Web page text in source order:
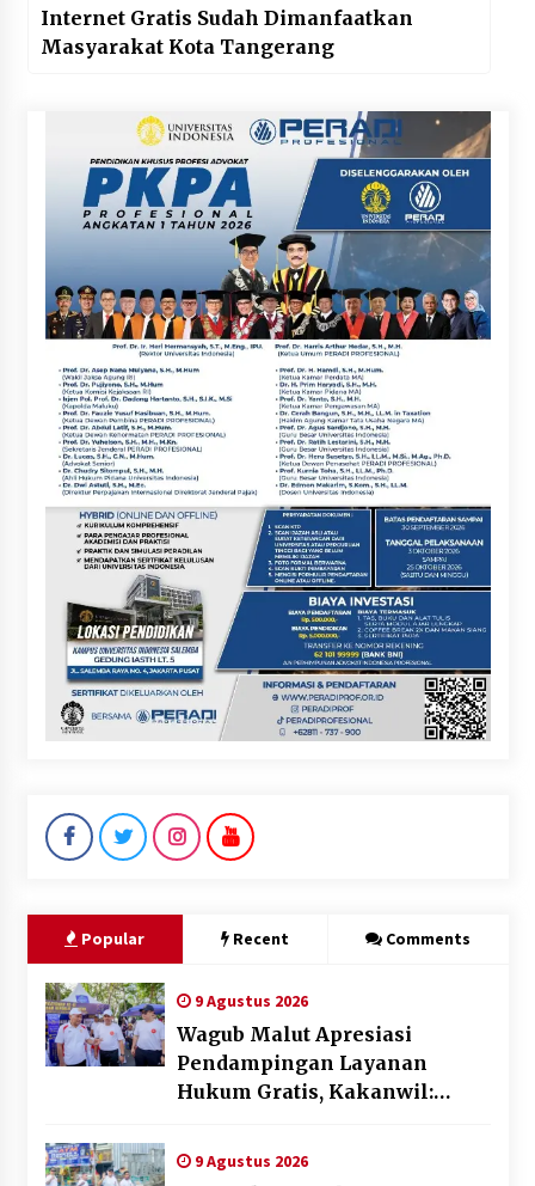
Internet Gratis Sudah Dimanfaatkan
Masyarakat Kota Tangerang
Popular Recent Comments
9 Agustus 2026
Wagub Malut Apresiasi
Pendampingan Layanan
Hukum Gratis, Kakanwil:
Kini Rp0
9 Agustus 2026